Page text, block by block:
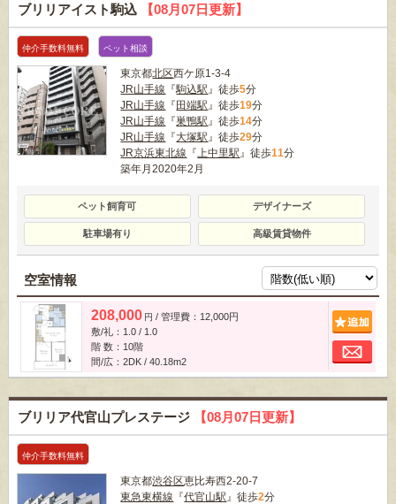
ブリリアイスト駒込 【08月07日更新】
仲介手数料無料 ペット相談
東京都北区西ケ原1-3-4
JR山手線 『駒込駅 』徒歩5分
JR山手線 『田端駅 』徒歩19分
JR山手線 『巣鴨駅 』徒歩14分
JR山手線 『大塚駅 』徒歩29分
JR京浜東北線 『 上中里駅 』徒歩11分
築年月2020年2月
ペット飼育可 デザイナーズ
駐車場有り 高級賃貸物件
空室情報
208,000 円 / 管理費：12,000円
敷/礼：1.0 / 1.0
階 数：10階
間/広：2DK / 40.18m2
ブリリア代官山プレステージ 【08月07日更新】
仲介手数料無料
東京都渋谷区恵比寿西2-20-7
東急東横線 『代官山駅 』徒歩2分